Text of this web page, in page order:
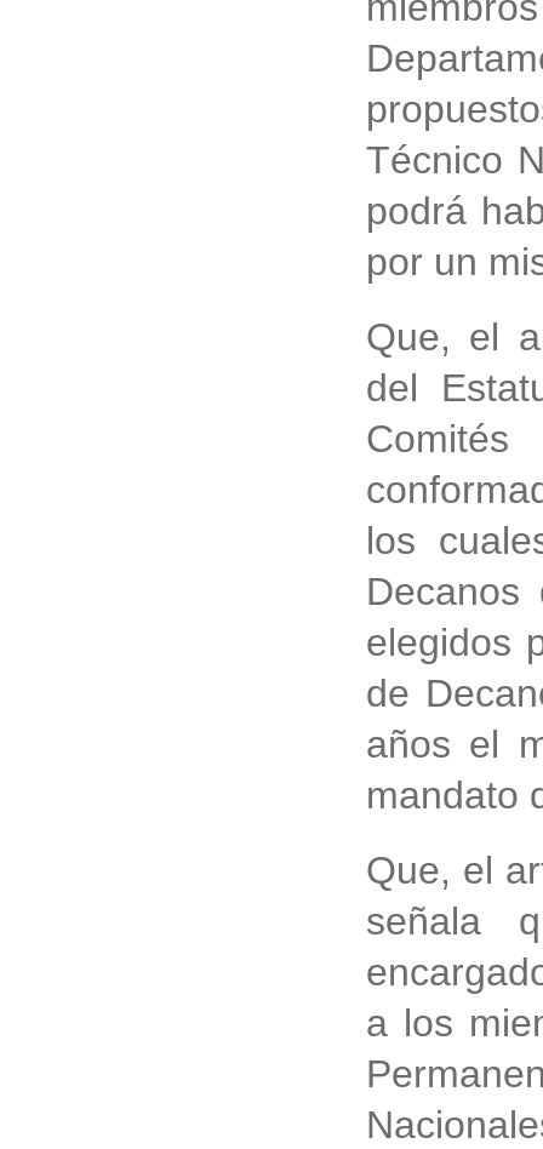
Técnico
podrá
por un
Que, el
del
los
Decanos
elegidos
de
años el
mandato
Que, el
señala
a los